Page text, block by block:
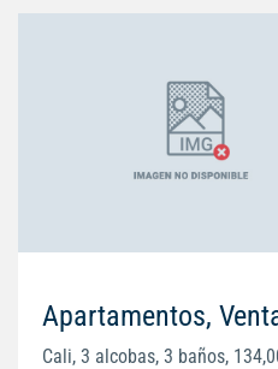
Apartamentos,
Cali, 3 alcobas, 3 baños,